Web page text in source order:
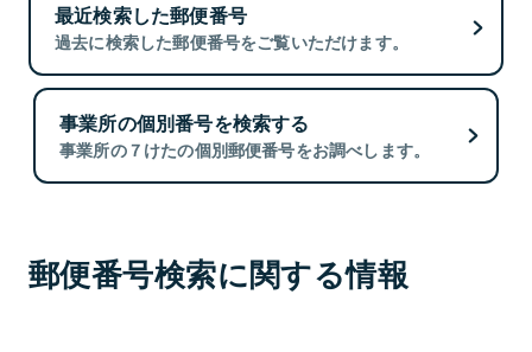
最近検索した郵便番号
過去に検索した郵便番号をご覧いただけます。
事業所の個別番号を検索する
事業所の７けたの個別郵便番号をお調べします。
郵便番号検索に関する情報